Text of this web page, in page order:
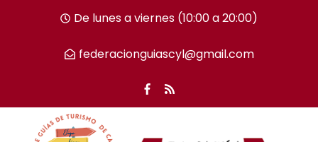
tecla
De lunes a viernes (10:00 a 20:00)
federacionguiascyl@gmail.com